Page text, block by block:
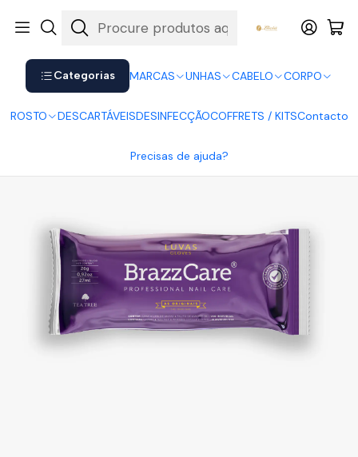
Categorias MARCAS UNHAS CABELO CORPO
ROSTO DESCARTÁVEISDESINFECÇÃOCOFFRETS / KITSContacto
Precisas de ajuda?
Shop now. Pay later with Klarna.